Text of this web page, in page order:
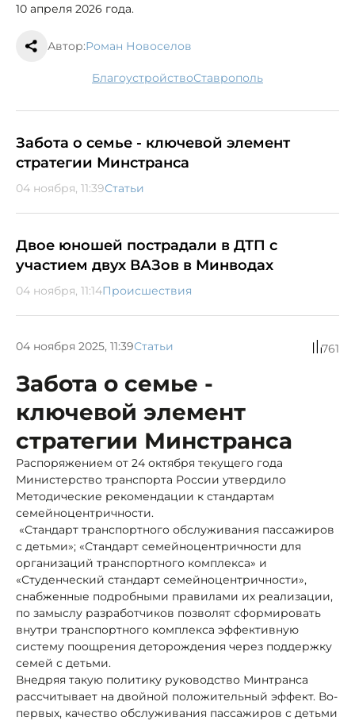
10 апреля 2026 года.
Автор:Роман Новоселов
благоустройство Ставрополь
Забота о семье - ключевой элемент
стратегии Минстранса
04 ноября, 11:39Статьи
Двое юношей пострадали в ДТП с
участием двух ВАЗов в Минводах
04 ноября, 11:14Происшествия
04 ноября 2025, 11:39Статьи 761
Забота о семье -
ключевой элемент
стратегии Минстранса
Распоряжением от 24 октября текущего года
Министерство транспорта России утвердило
Методические рекомендации к стандартам
семейноцентричности.
«Стандарт транспортного обслуживания пассажиров
с детьми»; «Стандарт семейноцентричности для
организаций транспортного комплекса» и
«Студенческий стандарт семейноцентричности»,
снабженные подробными правилами их реализации,
по замыслу разработчиков позволят сформировать
внутри транспортного комплекса эффективную
систему поощрения деторождения через поддержку
семей с детьми.
Внедряя такую политику руководство Минтранса
рассчитывает на двойной положительный эффект. Во-
первых, качество обслуживания пассажиров с детьми